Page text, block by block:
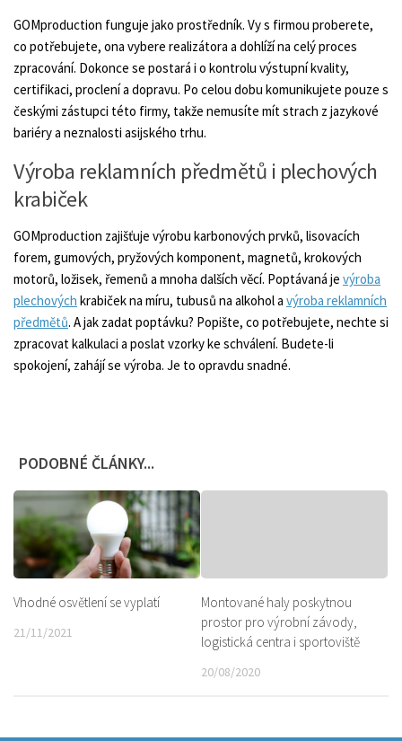
GOMproduction funguje jako prostředník. Vy s firmou proberete,
co potřebujete, ona vybere realizátora a dohlíží na celý proces
zpracování. Dokonce se postará i o kontrolu výstupní kvality,
certifikaci, proclení a dopravu. Po celou dobu komunikujete pouze s
českými zástupci této firmy, takže nemusíte mít strach z jazykové
bariéry a neznalosti asijského trhu.
Výroba reklamních předmětů i plechových
krabiček
GOMproduction zajišťuje výrobu karbonových prvků, lisovacích
forem, gumových, pryžových komponent, magnetů, krokových
motorů, ložisek, řemenů a mnoha dalších věcí. Poptávaná je výroba
plechových krabiček na míru, tubusů na alkohol a výroba reklamních
předmětů. A jak zadat poptávku? Popište, co potřebujete, nechte si
zpracovat kalkulaci a poslat vzorky ke schválení. Budete-li
spokojení, zahájí se výroba. Je to opravdu snadné.
PODOBNÉ ČLÁNKY...
Vhodné osvětlení se vyplatí
21/11/2021
Montované haly poskytnou
prostor pro výrobní závody,
logistická centra i sportoviště
20/08/2020